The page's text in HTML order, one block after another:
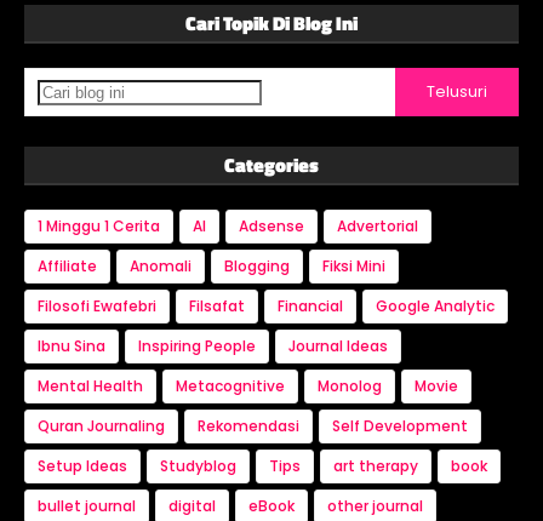
Cari Topik Di Blog Ini
Categories
1 Minggu 1 Cerita AI Adsense
Advertorial
Affiliate
Anomali Blogging
Fiksi Mini
Filosofi Ewafebri
Filsafat Financial
Google Analytic
Ibnu Sina
Inspiring People
Journal Ideas
Mental Health
Metacognitive Monolog
Movie
Quran Journaling
Rekomendasi
Self Development
Setup Ideas
Studyblog Tips art therapy
book
bullet journal
digital eBook
other journal